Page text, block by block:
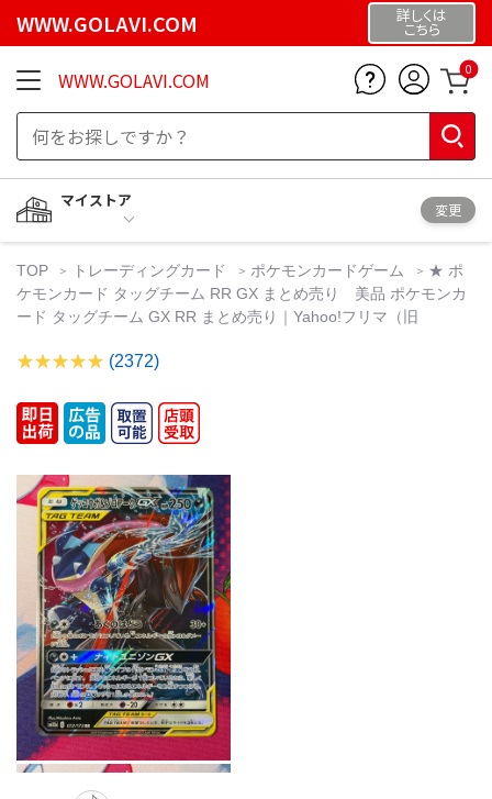
WWW.GOLAVI.COM 詳しくは
こちら
WWW.GOLAVI.COM 0
マイストア
変更
TOP トレーディングカード ポケモンカードゲーム
★ ポ
ケモンカード タッグチーム RR GX まとめ売り 美品 ポケモンカ
ード タッグチーム GX RR まとめ売り｜Yahoo!フリマ（旧
(2372)